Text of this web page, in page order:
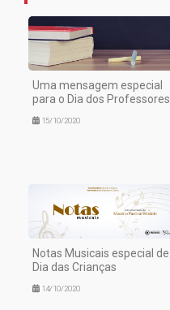
Uma mensagem especial
para o Dia dos Professores
15/10/2020
Notas Musicais especial de
Dia das Crianças
14/10/2020